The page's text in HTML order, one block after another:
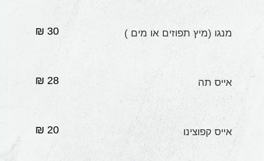
מנגו (מיץ תפוזים או מים ) 30 ₪
אייס תה 28 ₪
אייס קפוצינו 20 ₪